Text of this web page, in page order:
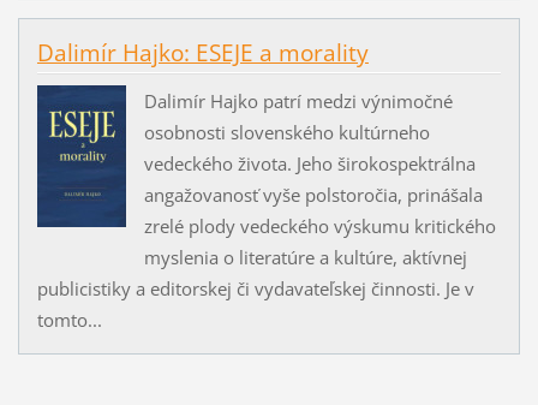
Dalimír Hajko: ESEJE a morality
Dalimír Hajko patrí medzi výnimočné
osobnosti slovenského kultúrneho
vedeckého života. Jeho širokospektrálna
angažovanosť vyše polstoročia, prinášala
zrelé plody vedeckého výskumu kritického
myslenia o literatúre a kultúre, aktívnej
publicistiky a editorskej či vydavateľskej činnosti. Je v
tomto...